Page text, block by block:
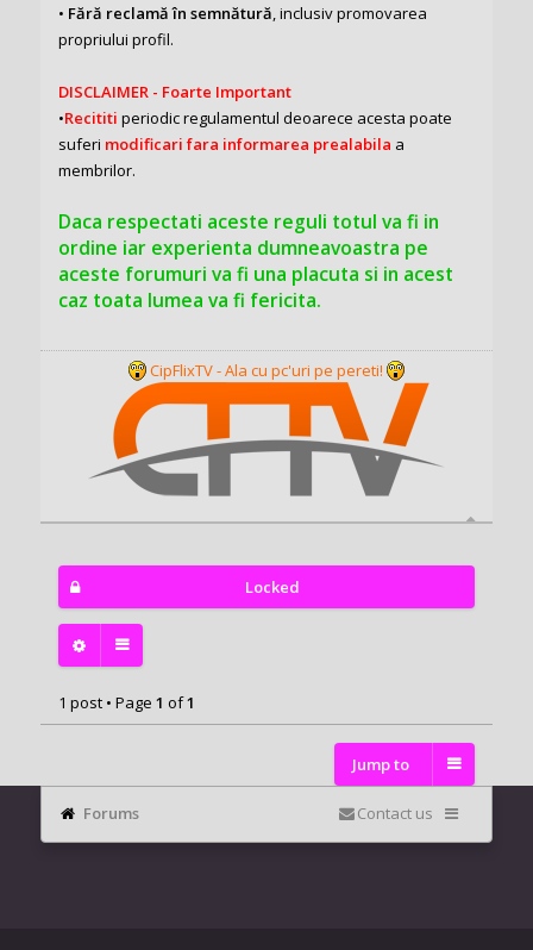
• Fără reclamă în semnătură , inclusiv promovarea
propriului profil.
DISCLAIMER - Foarte Important
•Recititi periodic regulamentul deoarece acesta poate
suferi modificari fara informarea prealabila a
membrilor.
Daca respectati aceste reguli totul va fi in
ordine iar experienta dumneavoastra pe
aceste forumuri va fi una placuta si in acest
caz toata lumea va fi fericita.
CipFlixTV - Ala cu pc'uri pe pereti!
Locked
1 post • Page 1 of1
Jump to
Forums Contact us